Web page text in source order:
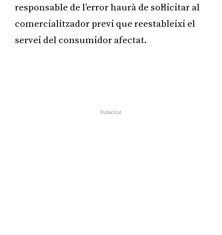
responsable de l’error haurà de sol·licitar al
comercialitzador previ que reestableixi el
servei del consumidor afectat.
Publicitat